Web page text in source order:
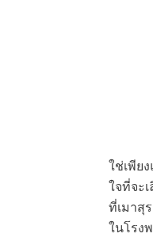
ใช่เพีย
ใจที่จะ
ที่เมาสุ
ในโรง